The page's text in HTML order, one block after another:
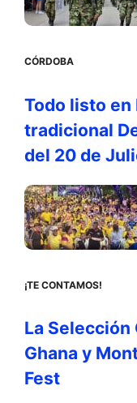
CÓRDOBA
Todo listo en
tradicional
del 20 de
¡TE CONTAMOS!
La Selección
Ghana y
Fest